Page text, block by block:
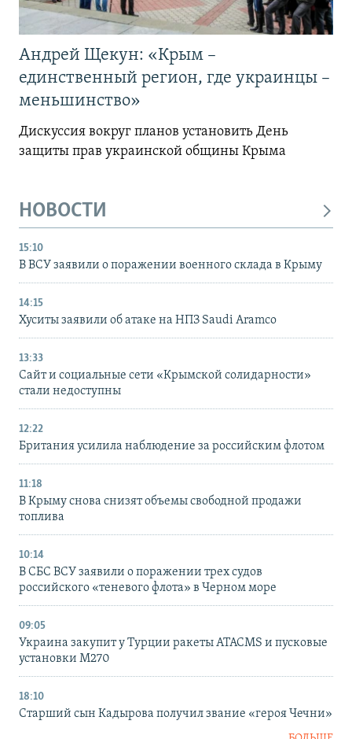
Андрей Щекун: «Крым –
единственный регион, где украинцы –
меньшинство»
Дискуссия вокруг планов установить День
защиты прав украинской общины Крыма
НОВОСТИ
15:10
В ВСУ заявили о поражении военного склада в Крыму
14:15
Хуситы заявили об атаке на НПЗ Saudi Aramco
13:33
Сайт и социальные сети «Крымской солидарности»
стали недоступны
12:22
Британия усилила наблюдение за российским флотом
11:18
В Крыму снова снизят объемы свободной продажи
топлива
10:14
В СБС ВСУ заявили о поражении трех судов
российского «теневого флота» в Черном море
09:05
Украина закупит у Турции ракеты ATACMS и пусковые
установки M270
18:10
Старший сын Кадырова получил звание «героя Чечни»